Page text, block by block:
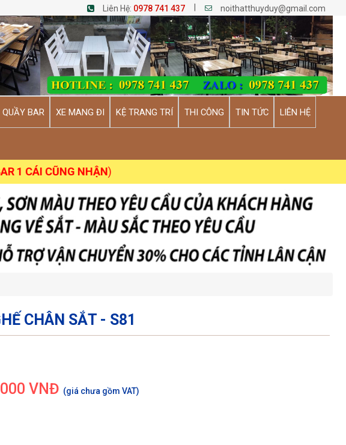
Liên Hệ: 0978 741 437 noithatthuyduy@gmail.com
QUẦY BAR XE MANG ĐI KỆ TRANG TRÍ THI CÔNG TIN TỨC LIÊN HỆ
NHẬN)
CHÂN SẮT - S81
VNĐ